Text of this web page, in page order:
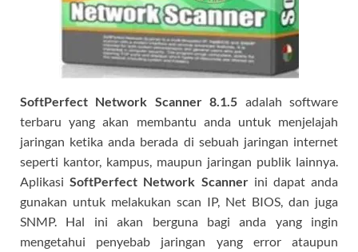
SoftPerfect Network Scanner 8.1.5 adalah software
terbaru yang akan membantu anda untuk menjelajah
jaringan ketika anda berada di sebuah jaringan internet
seperti kantor, kampus, maupun jaringan publik lainnya.
AplikasiSoftPerfect Network Scanner ini dapat anda
gunakan untuk melakukan scan IP, Net BIOS, dan juga
SNMP. Hal ini akan berguna bagi anda yang ingin
mengetahui penyebab jaringan yang error ataupun